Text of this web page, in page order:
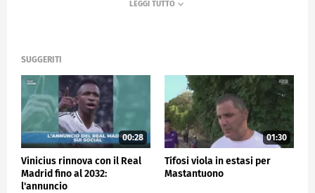
SUGGERITI
00:28
Vinicius rinnova con il Real
Madrid fino al 2032:
l'annuncio
01:30
Tifosi viola in estasi per
Mastantuono